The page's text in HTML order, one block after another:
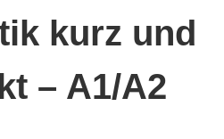
kurz und
– A1/A2